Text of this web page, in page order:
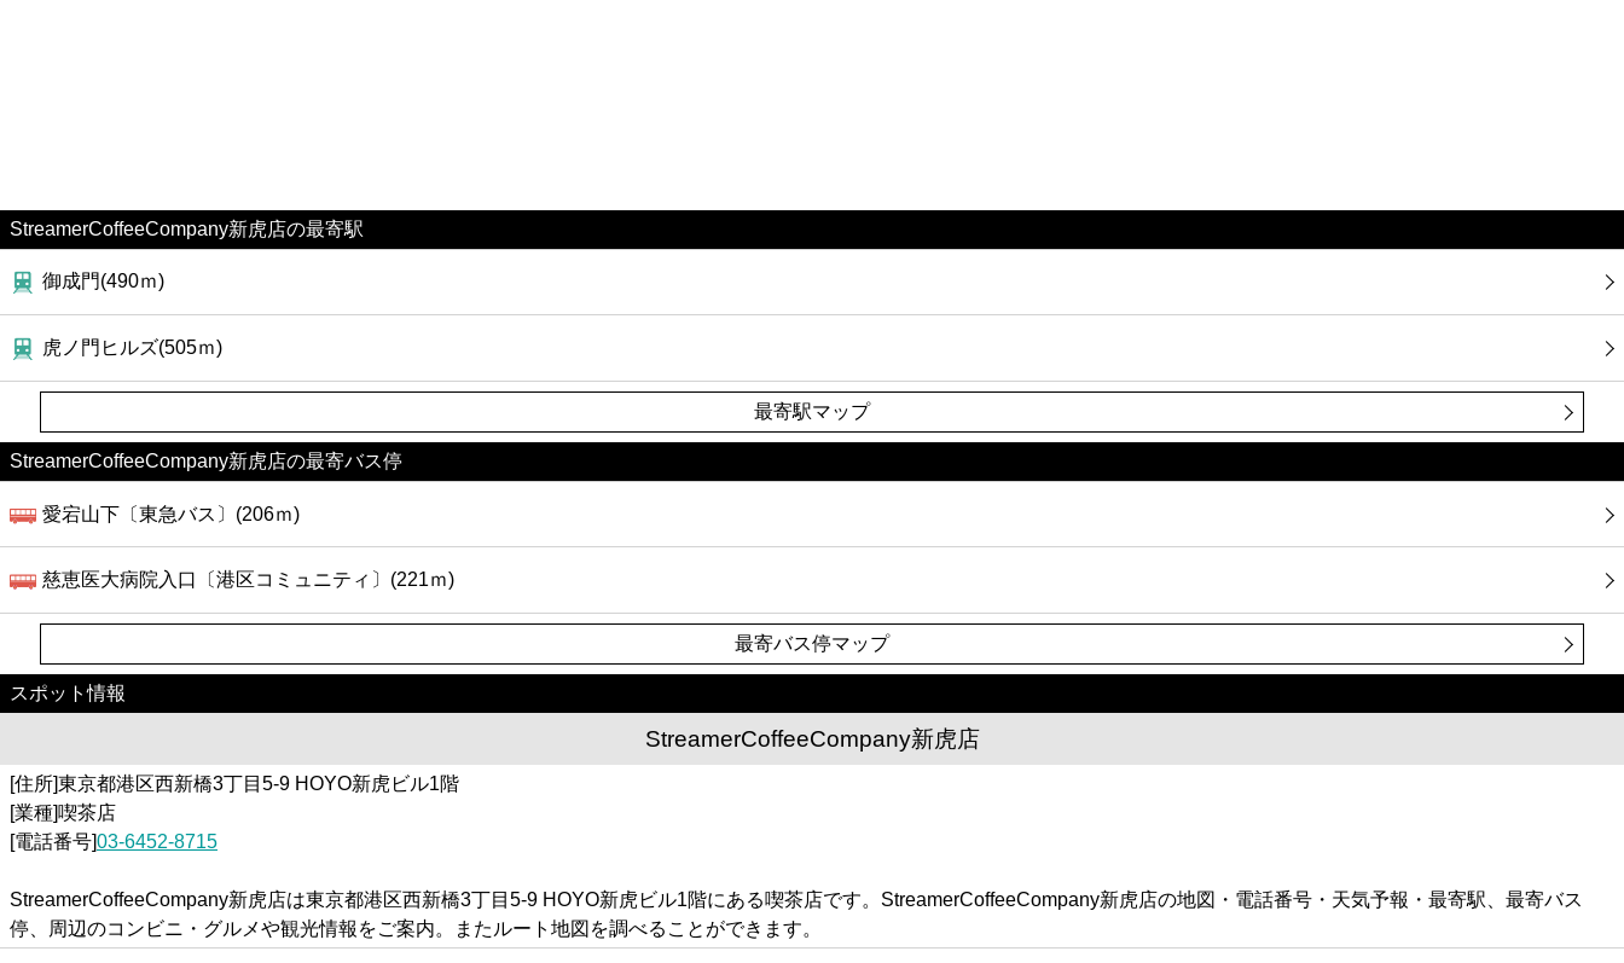
StreamerCoffeeCompany新虎店の最寄駅
御成門(490ｍ)
虎ノ門ヒルズ(505ｍ)
最寄駅マップ
StreamerCoffeeCompany新虎店の最寄バス停
愛宕山下〔東急バス〕(206ｍ)
慈恵医大病院入口〔港区コミュニティ〕(221ｍ)
最寄バス停マップ
スポット情報
StreamerCoffeeCompany新虎店
[住所]東京都港区西新橋3丁目5-9 HOYO新虎ビル1階
[業種]喫茶店
[電話番号]03-6452-8715
StreamerCoffeeCompany新虎店は東京都港区西新橋3丁目5-9 HOYO新虎ビル1階にある喫茶店です。StreamerCoffeeCompany新虎店の地図・電話番号・天気予報・最寄駅、最寄バス
停、周辺のコンビニ・グルメや観光情報をご案内。またルート地図を調べることができます。